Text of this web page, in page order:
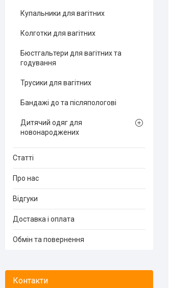
Купальники для вагітних
Колготки для вагітних
Бюстгальтери для вагітних та
годування
Трусики для вагітних
Бандажі до та післяпологові
Дитячий одяг для
новонароджених
Статті
Про нас
Відгуки
Доставка і оплата
Обмін та повернення